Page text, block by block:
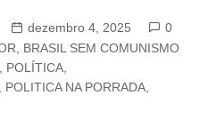
dezembro 4, 2025
0
BRASIL SEM COMUNISMO
POLÍTICA,
POLITICA NA PORRADA,